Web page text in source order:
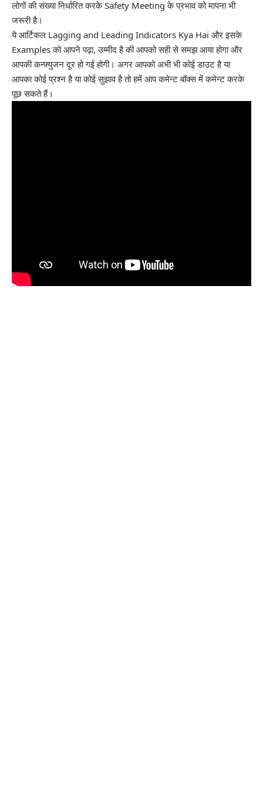
लोगों की संख्या निर्धारित करके Safety Meeting के प्रभाव को मापना भी
जरूरी है।
ये आर्टिकल Lagging and Leading Indicators Kya Hai और इसके
Examples को आपने पढ़ा, उम्मीद है की आपको सही से समझ आया होगा और
आपकी कन्फ़्युजन दूर हो गई होगी। अगर आपको अभी भी कोई डाउट है या
आपका कोई प्रश्न है या कोई सुझाव है तो हमें आप कमेन्ट बॉक्स में कमेन्ट करके
पूछ सकते हैं।